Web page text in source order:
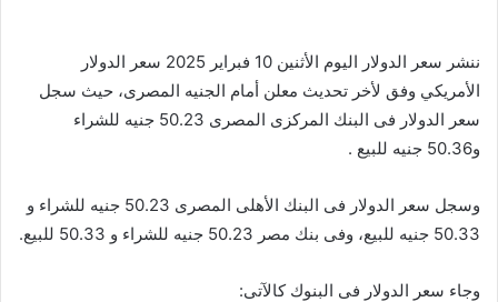
ننشر سعر الدولار اليوم الأثنين 10 فبراير 2025 سعر الدولار
الأمريكي وفق لأخر تحديث معلن أمام الجنيه المصرى، حيث سجل
سعر الدولار فى البنك المركزى المصرى 50.23 جنيه للشراء
و50.36 جنيه للبيع .
وسجل سعر الدولار فى البنك الأهلى المصرى 50.23 جنيه للشراء و
50.33 جنيه للبيع، وفى بنك مصر 50.23 جنيه للشراء و 50.33 للبيع.
وجاء سعر الدولار فى البنوك كالآتى: